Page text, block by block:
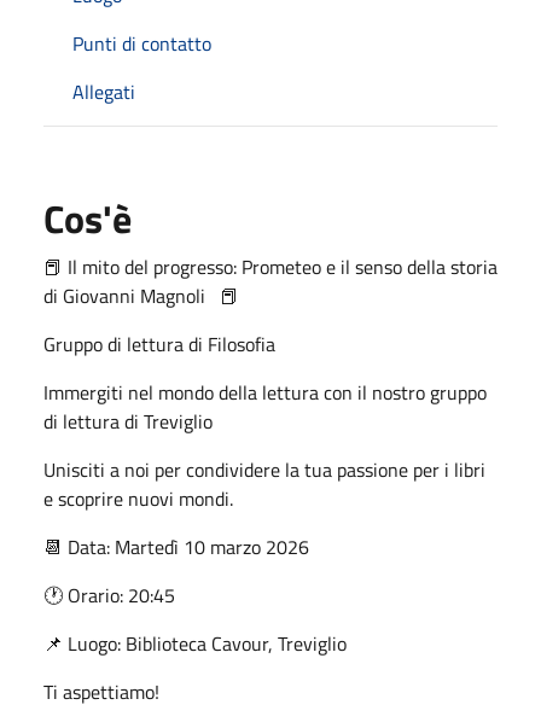
Punti di contatto
Allegati
Cos'è
📕 Il mito del progresso: Prometeo e il senso della storia
di Giovanni Magnoli 📕
Gruppo di lettura di Filosofia
Immergiti nel mondo della lettura con il nostro gruppo
di lettura di Treviglio
Unisciti a noi per condividere la tua passione per i libri
e scoprire nuovi mondi.
📆 Data: Martedì 10 marzo 2026
🕐 Orario: 20:45
📌 Luogo: Biblioteca Cavour, Treviglio
Ti aspettiamo!